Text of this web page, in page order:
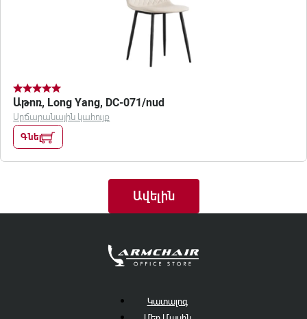
Աթոռ, Long Yang, DC-071/nud
Սրճարանային կահույք
Գնել
Ավելին
Կատալոգ